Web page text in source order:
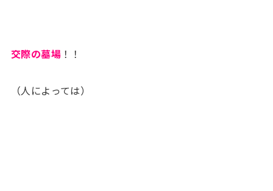
交際の墓場！！
（人によっては）